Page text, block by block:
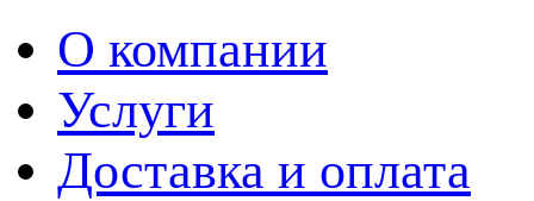
О компании
Услуги
Доставка и оплата